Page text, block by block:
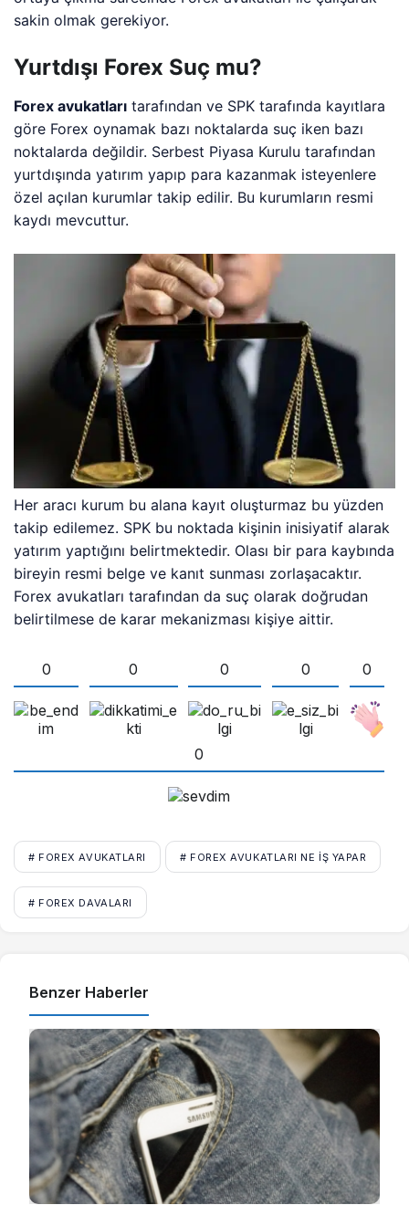
sakin olmak gerekiyor.
Yurtdışı Forex Suç mu?
Forex avukatları tarafından ve SPK tarafında kayıtlara
göre Forex oynamak bazı noktalarda suç iken bazı
noktalarda değildir. Serbest Piyasa Kurulu tarafından
yurtdışında yatırım yapıp para kazanmak isteyenlere
özel açılan kurumlar takip edilir. Bu kurumların resmi
kaydı mevcuttur.
Her aracı kurum bu alana kayıt oluşturmaz bu yüzden
takip edilemez. SPK bu noktada kişinin inisiyatif alarak
yatırım yaptığını belirtmektedir. Olası bir para kaybında
bireyin resmi belge ve kanıt sunması zorlaşacaktır.
Forex avukatları tarafından da suç olarak doğrudan
belirtilmese de karar mekanizması kişiye aittir.
0 0 0 0 0
0
# FOREX AVUKATLARI # FOREX AVUKATLARI NE İŞ YAPAR
# FOREX DAVALARI
Benzer Haberler